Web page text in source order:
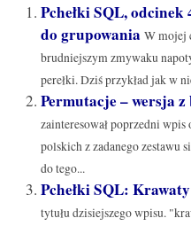
Pchełki SQL,
do grupowania W mojej
brudniejszym zmywaku
perełki. Dziś przykład jak w
Permutacje – wersja
zainteresował poprzedni
polskich z zadanego zestawu
do tego...
Pchełki SQL:
tytułu dzisiejszego wpisu.